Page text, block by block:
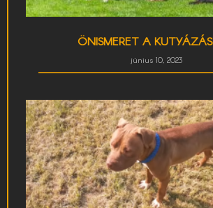
ÖNISMERET A
június 10, 2023